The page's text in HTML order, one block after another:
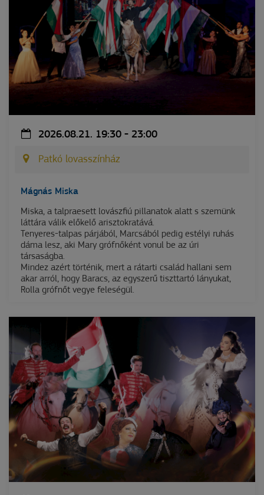
2026.08.21. 19:30 - 23:00
Patkó lovasszínház
Mágnás Miska
Miska, a talpraesett lovászfiú pillanatok alatt s szemünk
láttára válik előkelő arisztokratává.
Tenyeres-talpas párjából, Marcsából pedig estélyi ruhás
dáma lesz, aki Mary grófnőként vonul be az úri
társaságba.
Mindez azért történik, mert a rátarti család hallani sem
akar arról, hogy Baracs, az egyszerű tiszttartó lányukat,
Rolla grófnőt vegye feleségül.